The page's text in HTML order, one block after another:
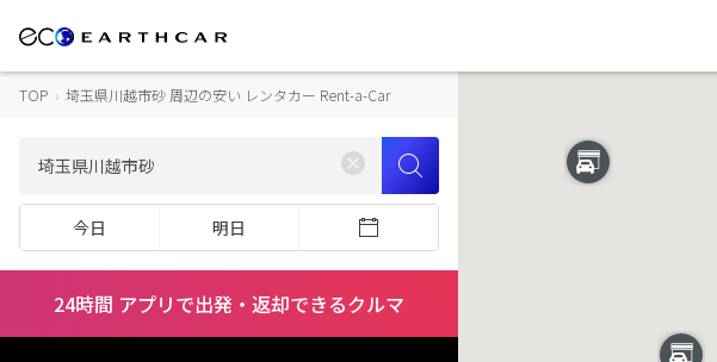
TOP › 埼玉県川越市砂 周辺の安い レンタカー Rent-a-Car
今日 明日
24時間 アプリで出発・返却できるクルマ